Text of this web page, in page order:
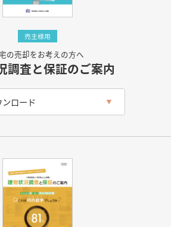
売主様用
の売却をお考えの方へ
調査と保証のご案内
ロード